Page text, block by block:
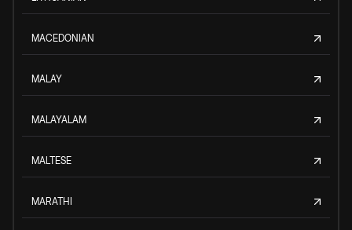
MACEDONIAN
MALAY
MALAYALAM
MALTESE
MARATHI